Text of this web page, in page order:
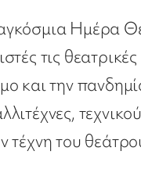
Ημέρα
τις
και την
τέχνη του